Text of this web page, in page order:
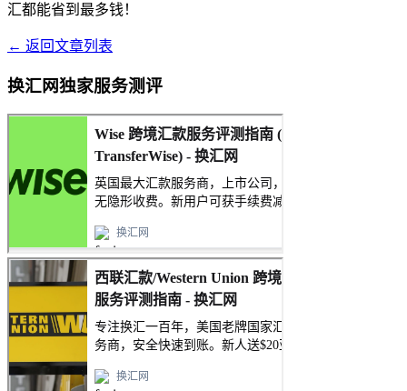
汇都能省到最多钱！
← 返回文章列表
换汇网独家服务测评